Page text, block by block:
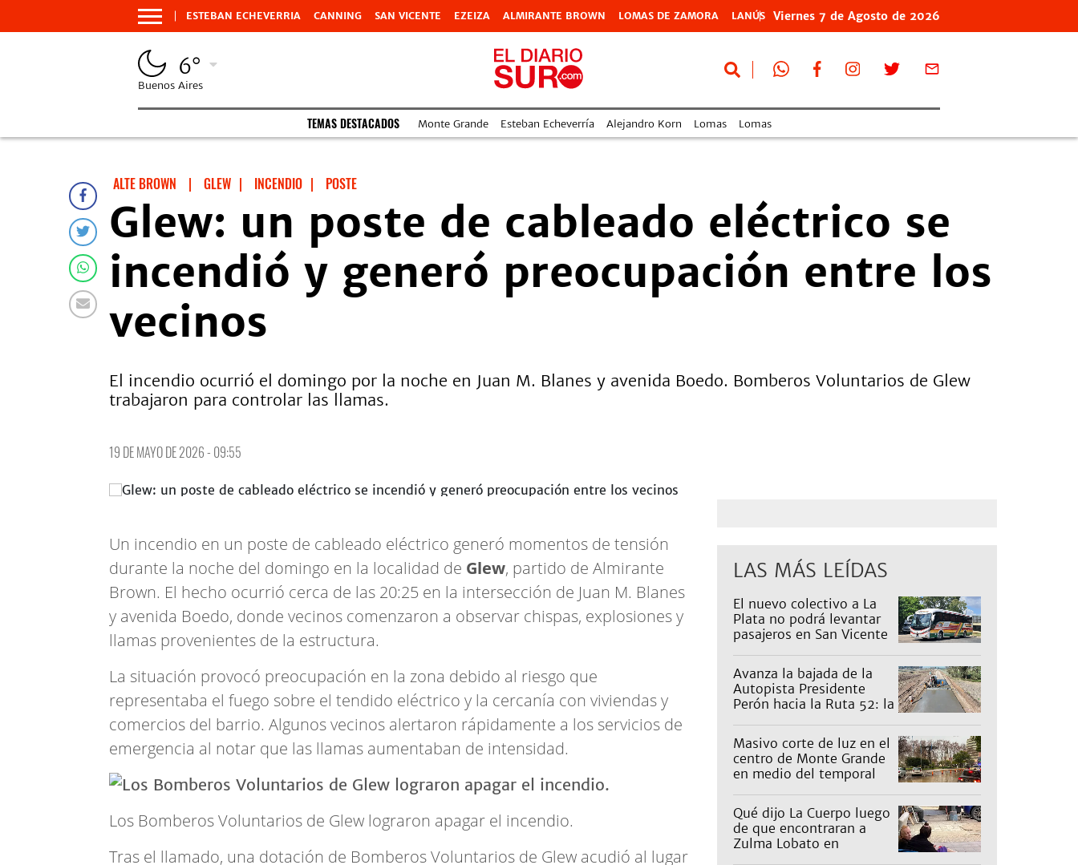
ESTEBAN ECHEVERRIA CANNING SAN VICENTE EZEIZA ALMIRANTE BROWN LOMAS DE ZAMORA LANÚS Viernes 7 de Agosto de 2026
6°
Buenos Aires
TEMAS DESTACADOS Monte Grande Esteban Echeverría Alejandro Korn Lomas Lomas
ALTE BROWN | GLEW | INCENDIO | POSTE
Glew: un poste de cableado eléctrico se
incendió y generó preocupación entre los
vecinos
El incendio ocurrió el domingo por la noche en Juan M. Blanes y avenida Boedo. Bomberos Voluntarios de Glew
trabajaron para controlar las llamas.
19 DE MAYO DE 2026 - 09:55
Un incendio en un poste de cableado eléctrico generó momentos de tensión
durante la noche del domingo en la localidad de Glew, partido de Almirante
Brown. El hecho ocurrió cerca de las 20:25 en la intersección de Juan M. Blanes
y avenida Boedo, donde vecinos comenzaron a observar chispas, explosiones y
llamas provenientes de la estructura.
La situación provocó preocupación en la zona debido al riesgo que
representaba el fuego sobre el tendido eléctrico y la cercanía con viviendas y
comercios del barrio. Algunos vecinos alertaron rápidamente a los servicios de
emergencia al notar que las llamas aumentaban de intensidad.
Los Bomberos Voluntarios de Glew lograron apagar el incendio.
Tras el llamado, una dotación de Bomberos Voluntarios de Glew acudió al lugar
LAS MÁS LEÍDAS
El nuevo colectivo a La
Plata no podrá levantar
pasajeros en San Vicente
Avanza la bajada de la
Autopista Presidente
Perón hacia la Ruta 52: la
Masivo corte de luz en el
centro de Monte Grande
en medio del temporal
Qué dijo La Cuerpo luego
de que encontraran a
Zulma Lobato en